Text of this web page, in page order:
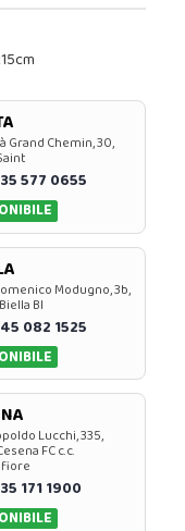
Grand Chemin, 30,
577 0655
Modugno, 3b,
BI
082 1525
Lucchi, 335,
FC c.c.
171 1900